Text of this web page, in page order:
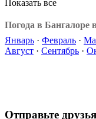
Показать все
Погода в Бангалоре
Январь · Февраль ·
Август · Сентябрь ·
Отправьте